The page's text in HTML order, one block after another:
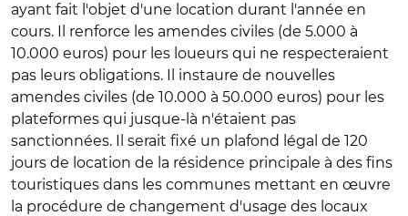
ayant fait l'objet d'une location durant l'année en
cours. Il renforce les amendes civiles (de 5.000 à
10.000 euros) pour les loueurs qui ne respecteraient
pas leurs obligations. Il instaure de nouvelles
amendes civiles (de 10.000 à 50.000 euros) pour les
plateformes qui jusque-là n'étaient pas
sanctionnées. Il serait fixé un plafond légal de 120
jours de location de la résidence principale à des fins
touristiques dans les communes mettant en œuvre
la procédure de changement d'usage des locaux